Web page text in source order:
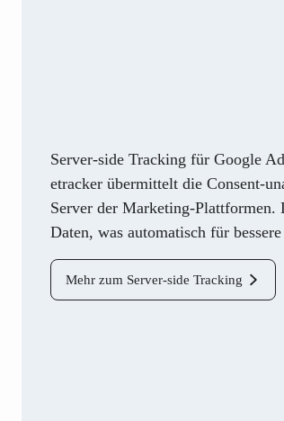
Server-side Tracking für Google
etracker übermittelt die Consent-
Server der Marketing-
Daten, was automatisch für
Mehr zum Server-side Tracking